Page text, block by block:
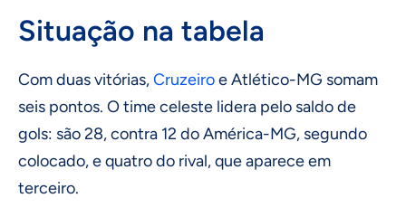
Situação na tabela
Com duas vitórias,Cruzeiroe Atlético-MG somam
seis pontos. O time celeste lidera pelo saldo de
gols: são 28, contra 12 do América-MG, segundo
colocado, e quatro do rival, que aparece em
terceiro.